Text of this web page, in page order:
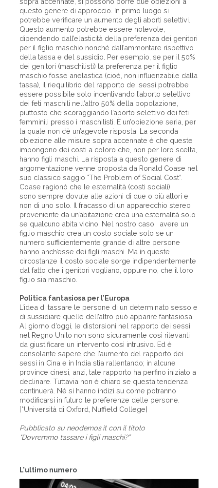
L'ultimo numero
questo genere di approccio. In primo luogo si
potrebbe verificare un aumento degli aborti selettivi.
Questo aumento potrebbe essere notevole,
dipendendo dall’elasticità della preferenza dei genitori
per il figlio maschio nonché dall’ammontare rispettivo
della tassa e del sussidio. Per esempio, se per il 50%
dei genitori (maschilisti) la preferenza per il figlio
maschio fosse anelastica (cioè, non influenzabile dalla
tassa), il riequilibrio del rapporto dei sessi potrebbe
essere possibile solo incentivando l’aborto selettivo
dei feti maschili nell’altro 50% della popolazione,
piuttosto che scoraggiando l’aborto selettivo dei feti
femminili presso i maschilisti. È un’obiezione seria, per
la quale non c’è un’agevole risposta. La seconda
obiezione alle misure sopra accennate è che queste
impongono dei costi a coloro che, non per loro scelta,
hanno figli maschi. La risposta a questo genere di
argomentazione venne proposta da Ronald Coase nel
suo classico saggio "The Problem of Social Cost”.
Coase ragionò che le esternalità (costi sociali)
sono sempre dovute alle azioni di due o più attori e
non di uno solo. Il fracasso di un apparecchio stereo
proveniente da un’abitazione crea una esternalità solo
se qualcuno abita vicino. Nel nostro caso, avere un
figlio maschio crea un costo sociale solo se un
numero sufficientemente grande di altre persone
hanno anch’esse dei figli maschi. Ma in queste
circostanze il costo sociale sorge indipendentemente
dal fatto che i genitori vogliano, oppure no, che il loro
figlio sia maschio.
Politica fantasiosa per l’Europa
L’idea di tassare le persone di un determinato sesso e
di sussidiare quelle dell’altro può apparire fantasiosa.
Al giorno d’oggi, le distorsioni nel rapporto dei sessi
nel Regno Unito non sono sicuramente così rilevanti
da giustificare un intervento così intrusivo. Ed è
consolante sapere che l’aumento del rapporto dei
sessi in Cina e in India stia rallentando; in alcune
province cinesi, anzi, tale rapporto ha perfino iniziato a
declinare. Tuttavia non è chiaro se questa tendenza
continuerà. Né si hanno indizi su come potranno
modificarsi in futuro le preferenze delle persone.
[*Università di Oxford, Nuffield College]
Pubblicato su neodemos.it con il titolo
"Dovremmo tassare i figli maschi?”